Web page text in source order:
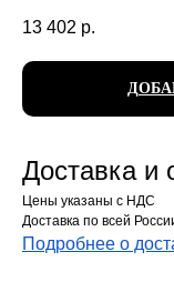
13 402 р.
Доставка и
Цены указаны с НДС
Доставка по всей
Подробнее о